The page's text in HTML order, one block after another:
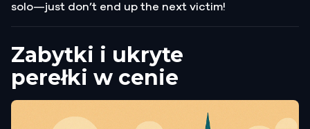
solo—just don’t end up the next victim!
Zabytki i ukryte
perełki w cenie